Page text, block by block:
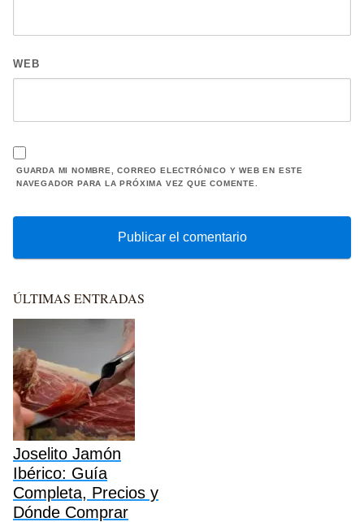
WEB
GUARDA MI NOMBRE, CORREO ELECTRÓNICO Y WEB EN ESTE
NAVEGADOR PARA LA PRÓXIMA VEZ QUE COMENTE.
ÚLTIMAS ENTRADAS
Joselito Jamón
Ibérico: Guía
Completa, Precios y
Dónde Comprar